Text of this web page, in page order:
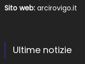
Sito web: arcirovigo.it
Ultime notizie